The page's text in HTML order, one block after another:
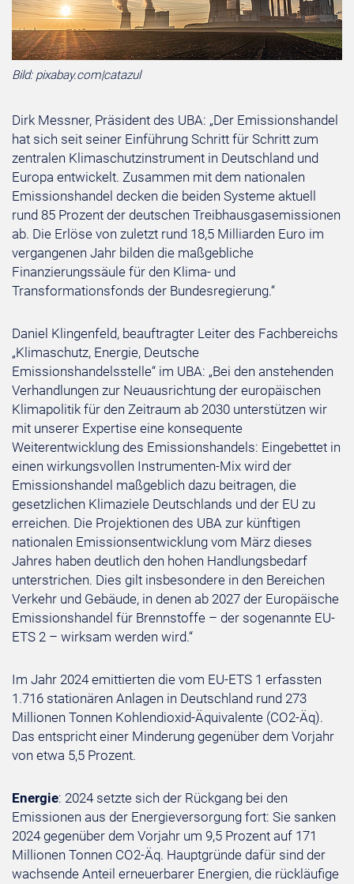
Bild: pixabay.com|catazul
Dirk Messner, Präsident des UBA⁠: „Der Emissionshandel
hat sich seit seiner Einführung Schritt für Schritt zum
zentralen Klimaschutzinstrument in Deutschland und
Europa entwickelt. Zusammen mit dem nationalen
Emissionshandel decken die beiden Systeme aktuell
rund 85 Prozent der deutschen Treibhausgasemissionen
ab. Die Erlöse von zuletzt rund 18,5 Milliarden Euro im
vergangenen Jahr bilden die maßgebliche
Finanzierungssäule für den ⁠Klima⁠- und
Transformationsfonds der Bundesregierung.“
Daniel Klingenfeld, beauftragter Leiter des Fachbereichs
„Klimaschutz, Energie, Deutsche
Emissionshandelsstelle“ im ⁠UBA⁠: „Bei den anstehenden
Verhandlungen zur Neuausrichtung der europäischen
Klimapolitik für den Zeitraum ab 2030 unterstützen wir
mit unserer Expertise eine konsequente
Weiterentwicklung des Emissionshandels: Eingebettet in
einen wirkungsvollen Instrumenten-Mix wird der
Emissionshandel maßgeblich dazu beitragen, die
gesetzlichen Klimaziele Deutschlands und der EU zu
erreichen. Die Projektionen des UBA zur künftigen
nationalen Emissionsentwicklung vom März dieses
Jahres haben deutlich den hohen Handlungsbedarf
unterstrichen. Dies gilt insbesondere in den Bereichen
Verkehr und Gebäude, in denen ab 2027 der Europäische
Emissionshandel für Brennstoffe – der sogenannte EU-
ETS 2 – wirksam werden wird.“
Im Jahr 2024 emittierten die vom EU-ETS 1 erfassten
1.716 stationären Anlagen in Deutschland rund 273
Millionen Tonnen ⁠Kohlendioxid-Äquivalente⁠ (CO2-Äq).
Das entspricht einer Minderung gegenüber dem Vorjahr
von etwa 5,5 Prozent.
Energie: 2024 setzte sich der Rückgang bei den
Emissionen aus der Energieversorgung fort: Sie sanken
2024 gegenüber dem Vorjahr um 9,5 Prozent auf 171
Millionen Tonnen CO2-Äq. Hauptgründe dafür sind der
wachsende Anteil erneuerbarer Energien, die rückläufige